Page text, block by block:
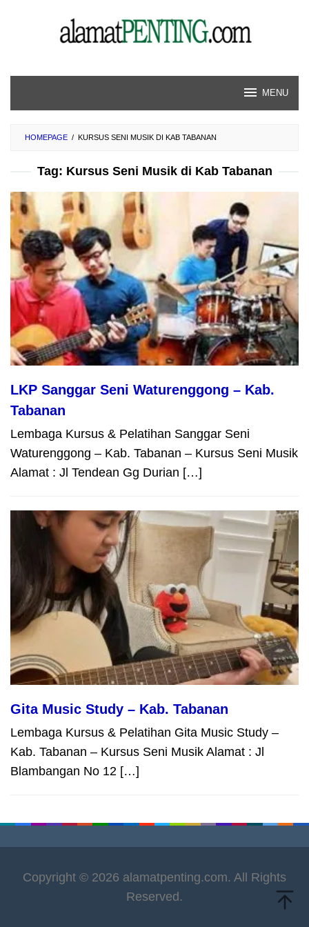
MENU
HOMEPAGE / KURSUS SENI MUSIK DI KAB TABANAN
Tag: Kursus Seni Musik di Kab Tabanan
LKP Sanggar Seni Waturenggong – Kab.
Tabanan
Lembaga Kursus & Pelatihan Sanggar Seni
Waturenggong – Kab. Tabanan – Kursus Seni Musik
Alamat : Jl Tendean Gg Durian […]
Gita Music Study – Kab. Tabanan
Lembaga Kursus & Pelatihan Gita Music Study –
Kab. Tabanan – Kursus Seni Musik Alamat : Jl
Blambangan No 12 […]
Copyright © 2026 alamatpenting.com. All Rights
Reserved.